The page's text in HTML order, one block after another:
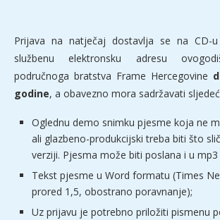
Prijava na natječaj dostavlja se na CD-
službenu elektronsku adresu
područnoga bratstva Frame Hercegovine
godine, a obavezno mora sadržavati
Oglednu demo snimku pjesme koja ne
ali glazbeno-produkcijski treba biti što
verziji. Pjesma može biti poslana i u
Tekst pjesme u Word formatu (Times
prored 1,5, obostrano poravnanje);
Uz prijavu je potrebno priložiti pismenu